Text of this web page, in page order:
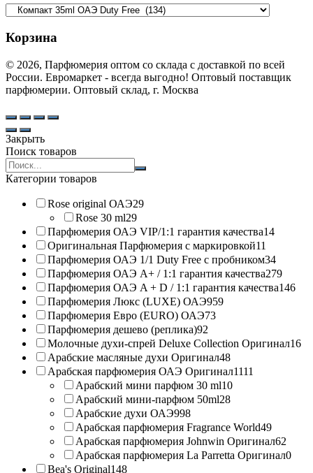
Корзина
© 2026, Парфюмерия оптом со склада с доставкой по всей
России. Евромаркет - всегда выгодно! Оптовый поставщик
парфюмерии. Оптовый склад, г. Москва
Закрыть
Поиск товаров
Search
products:
Категории товаров
Rose original ОАЭ29
Rose 30 ml29
Парфюмерия ОАЭ VIP/1:1 гарантия качества14
Оригинальная Парфюмерия с маркировкой11
Парфюмерия ОАЭ 1/1 Duty Free с пробником34
Парфюмерия ОАЭ A+ / 1:1 гарантия качества279
Парфюмерия ОАЭ A + D / 1:1 гарантия качества146
Парфюмерия Люкс (LUXE) ОАЭ959
Парфюмерия Евро (EURO) ОАЭ73
Парфюмерия дешево (реплика)92
Молочные духи-спрей Deluxe Collection Оригинал16
Арабские масляные духи Оригинал48
Арабская парфюмерия ОАЭ Оригинал1111
Арабский мини парфюм 30 ml10
Арабский мини-парфюм 50ml28
Арабские духи ОАЭ998
Арабская парфюмерия Fragrance World49
Арабская парфюмерия Johnwin Оригинал62
Арабская парфюмерия La Parretta Оригинал0
Bea's Original148